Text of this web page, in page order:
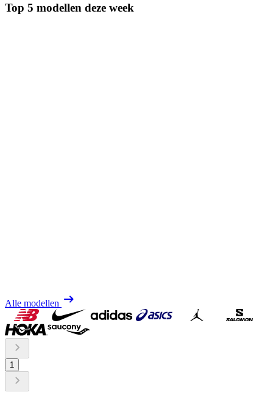
Top 5 modellen deze week
Alle modellen
1